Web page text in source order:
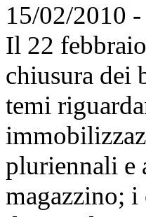
15/02/2010
Il 22
chiusura dei
temi
pluriennali e
magazzino;